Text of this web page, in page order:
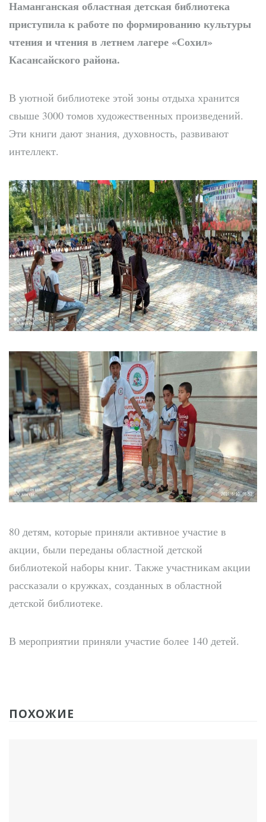
Наманганская областная детская библиотека
приступила к работе по формированию культуры
чтения и чтения в летнем лагере «Сохил»
Касансайского района.
В уютной библиотеке этой зоны отдыха хранится
свыше 3000 томов художественных произведений.
Эти книги дают знания, духовность, развивают
интеллект.
80 детям, которые приняли активное участие в
акции, были переданы областной детской
библиотекой наборы книг. Также участникам акции
рассказали о кружках, созданных в областной
детской библиотеке.
В мероприятии приняли участие более 140 детей.
ПОХОЖИЕ